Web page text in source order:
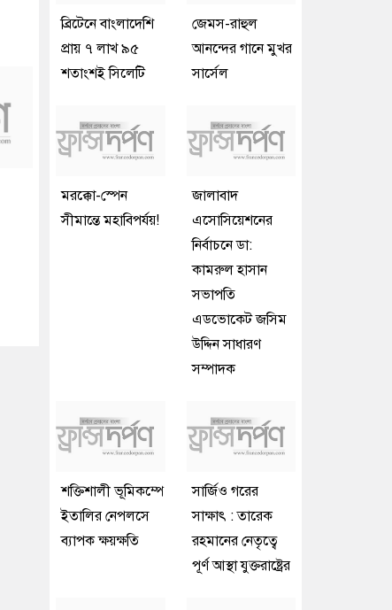
ব্রিটেনে বাংলাদেশি
প্রায় ৭ লাখ ৯৫
শতাংশই সিলেটি
জেমস-রাহুল
আনন্দের গানে মুখর
সার্সেল
মরক্কো-স্পেন
সীমান্তে মহাবিপর্যয়!
জালাবাদ
এসোসিয়েশনের
নির্বাচনে ডা:
কামরুল হাসান
সভাপতি
এডভোকেট জসিম
উদ্দিন সাধারণ
সম্পাদক
শক্তিশালী ভূমিকম্পে
ইতালির নেপলসে
ব্যাপক ক্ষয়ক্ষতি
সার্জিও গরের
সাক্ষাৎ : তারেক
রহমানের নেতৃত্বে
পূর্ণ আস্থা যুক্তরাষ্ট্রের